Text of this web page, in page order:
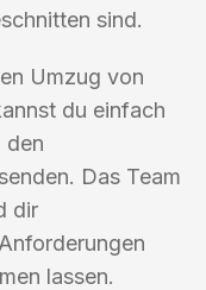
sind.
Umzug von
du einfach
den
Das Team
dir
lassen.